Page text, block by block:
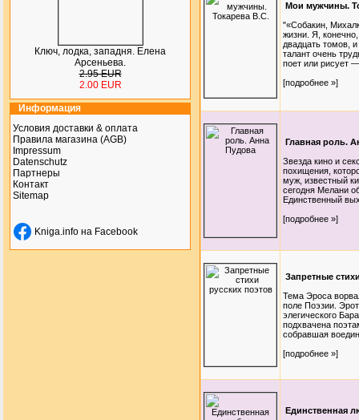
Ключ, лодка, западня. Елена
Арсеньева.
2.95 EUR
2.00 EUR
Информация
Условия доставки & оплата
Правила магазина (AGB)
Impressum
Datenschutz
Партнеры
Контакт
Sitemap
Kniga.info на Facebook
Мои мужчины.
"«Собакин,
жизни. Я,
двадцать томов,
талант очень
поет или рисует
[подробнее »]
Главная роль.
Звезда кино и
похищения,
муж, известный
сегодня Мелани
Единственный
[подробнее »]
Запретные
Тема Эроса
поле Поэзии.
элегического
подхвачена
собравшая
[подробнее »]
Единственная